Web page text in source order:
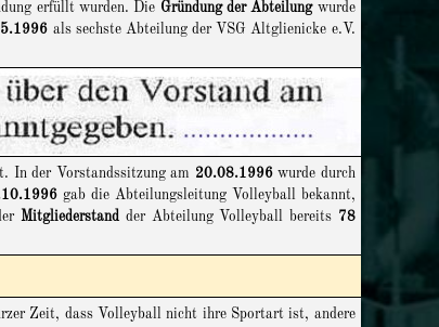
erfüllt wurden. Die Gründung der Abteilungwurde
als sechste Abteilung der VSG Altglienicke e.V.
In der Vorstandssitzung am 20.08.1996wurde durch
gab die Abteilungsleitung Volleyball bekannt,
Mitgliederstand der Abteilung Volleyball bereits 78
Zeit, dass Volleyball nicht ihre Sportart ist, andere